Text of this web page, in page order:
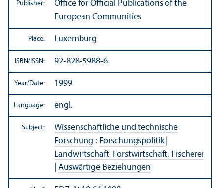
Publisher:
Office for Official Publications of the
European Communities
Place: Luxemburg
ISBN/ISSN: 92-828-5988-6
Year/Date: 1999
Language: engl.
Subject:
Wissenschaftliche und technische
Forschung : Forschungspolitik|
Landwirtschaft, Forstwirtschaft, Fischerei
Auswärtige Beziehungen